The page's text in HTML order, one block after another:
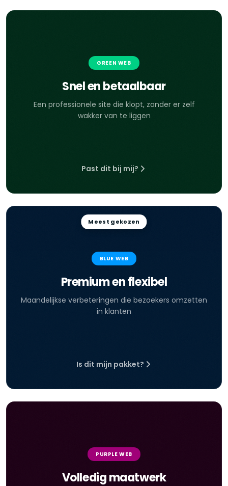
GREEN WEB
Snel en betaalbaar
Een professionele site die klopt, zonder er zelf
wakker van te liggen
Past dit bij mij?
Meest gekozen
BLUE WEB
Premium en flexibel
Maandelijkse verbeteringen die bezoekers omzetten
in klanten
Is dit mijn pakket?
PURPLE WEB
Volledig maatwerk